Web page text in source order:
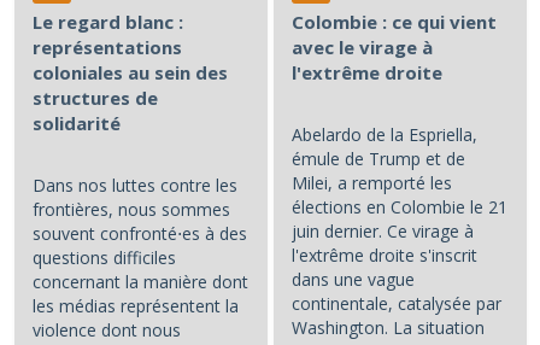
Le regard blanc :
représentations
coloniales au sein des
structures de
solidarité
Dans nos luttes contre les
frontières, nous sommes
souvent confronté⋅es à des
questions difficiles
concernant la manière dont
les médias représentent la
violence dont nous
Colombie : ce qui vient
avec le virage à
l'extrême droite
Abelardo de la Espriella,
émule de Trump et de
Milei, a remporté les
élections en Colombie le 21
juin dernier. Ce virage à
l'extrême droite s'inscrit
dans une vague
continentale, catalysée par
Washington. La situation